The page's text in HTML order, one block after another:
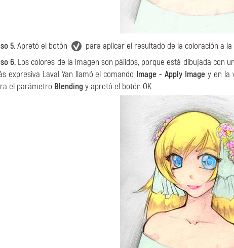
5.Apretó el botón
para aplicar el resultado de la coloración a
6. Los colores de la imagen son pálidos, porque está dibujada con
expresiva Laval Yan llamó el comando Image - Apply Image y en la
el parámetro Blendingy apretó el botón OK.